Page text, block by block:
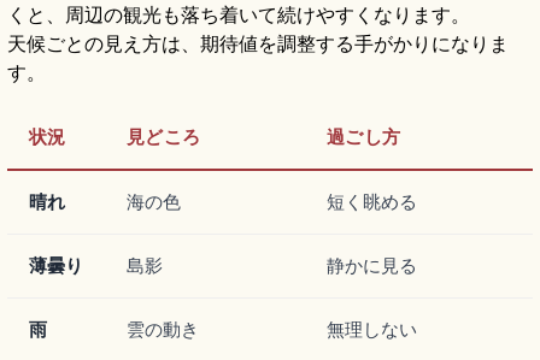
くと、周辺の観光も落ち着いて続けやすくなります。
天候ごとの見え方は、期待値を調整する手がかりになりま
す。
状況 見どころ 過ごし方
晴れ 海の色 短く眺める
薄曇り 島影 静かに見る
雨 雲の動き 無理しない